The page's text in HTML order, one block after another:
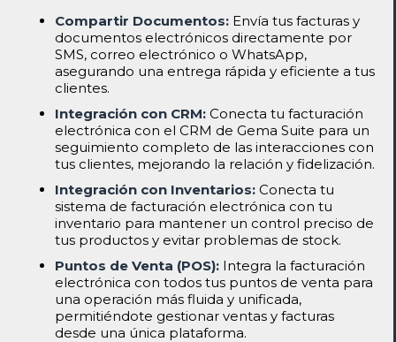
Compartir Documentos: Envía tus facturas y
documentos electrónicos directamente por
SMS, correo electrónico o WhatsApp,
asegurando una entrega rápida y eficiente a tus
clientes.
Integración con CRM:Conecta tu facturación
electrónica con el CRM de Gema Suite para un
seguimiento completo de las interacciones con
tus clientes, mejorando la relación y fidelización.
Integración con Inventarios:Conecta tu
sistema de facturación electrónica con tu
inventario para mantener un control preciso de
tus productos y evitar problemas de stock.
Puntos de Venta (POS): Integra la facturación
electrónica con todos tus puntos de venta para
una operación más fluida y unificada,
permitiéndote gestionar ventas y facturas
desde una única plataforma.